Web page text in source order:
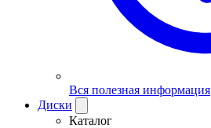
Вся полезная информация
Диски
Каталог